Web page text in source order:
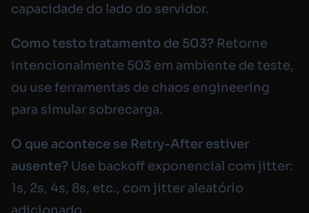
capacidade do lado do servidor.
Como testo tratamento de 503? Retorne
intencionalmente 503 em ambiente de teste,
ou use ferramentas de chaos engineering
para simular sobrecarga.
O que acontece se Retry-After estiver
ausente? Use backoff exponencial com jitter:
1s, 2s, 4s, 8s, etc., com jitter aleatório